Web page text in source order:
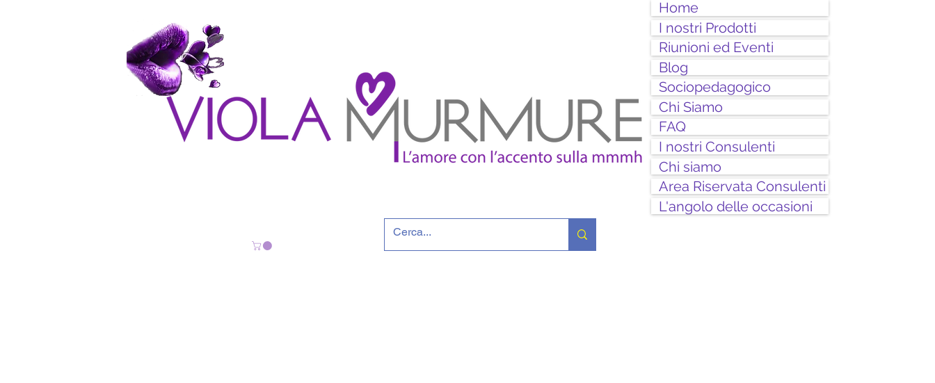
Home
I nostri Prodotti
Riunioni ed Eventi
Blog
Sociopedagogico
Chi Siamo
FAQ
I nostri Consulenti
Chi siamo
Area Riservata Consulenti
L'angolo delle occasioni